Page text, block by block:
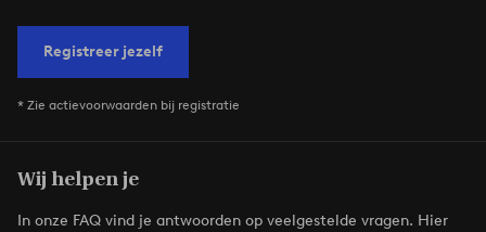
Registreer jezelf
* Zie actievoorwaarden bij registratie
Wij helpen je
In onze FAQ vind je antwoorden op veelgestelde vragen. Hier